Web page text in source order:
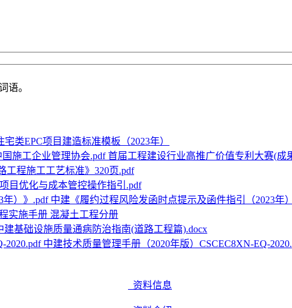
语。
宅类EPC项目建造标准模板（2023年）
首届工程建设行业高推广价值专利大赛(成
工程施工工艺标准》320页.pdf
目优化与成本管控操作指引.pdf
中建《履约过程风险发函时点提示及函件指引（2023年
实施手册 混凝土工程分册
建基础设施质量通病防治指南(道路工程篇).docx
中建技术质量管理手册（2020年版）CSCEC8XN-EQ-
资料信息